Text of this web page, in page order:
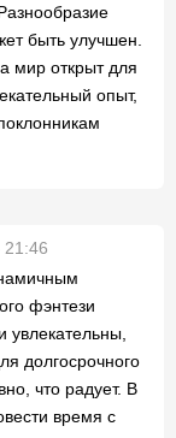
быть улучшен.
мир открыт для
опыт,
21:46
фэнтези
увлекательны,
долгосрочного
что радует. В
время с